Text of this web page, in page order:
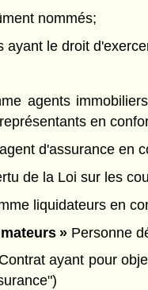
nommés;
ayant le droit
agents
en
d'assurance en
de la Loi sur les
liquidateurs en
»Personne
Contrat ayant pour